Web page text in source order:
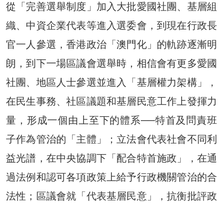
從「完善選舉制度」加入大批愛國社團、基層組
織、中資企業代表等進入選委會，到現在行政長
官一人參選，香港政治「澳門化」的軌跡逐漸明
朗，到下一場區議會選舉時，相信會有更多愛國
社團、地區人士參選並進入「基層權力架構」，
在民生事務、社區議題和基層民意工作上發揮力
量，形成一個由上至下的體系──特首及問責班
子作為管治的「主體」；立法會代表社會不同利
益光譜，在中央協調下「配合特首施政」，在通
過法例和認可各項政策上給予行政機關管治的合
法性；區議會就「代表基層民意」，抗衡批評政